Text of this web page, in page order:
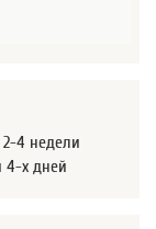
2-4 недели
4-х дней